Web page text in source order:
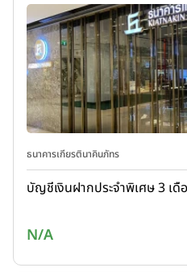
ธนาคารเกียรตินาคินภัทร
บัญชีเงินฝากประจำพิเศษ 3 เ
N/A